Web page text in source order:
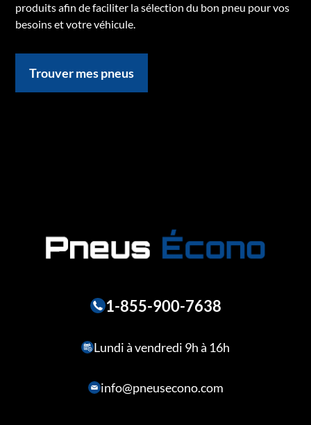
produits afin de faciliter la sélection du bon pneu pour vos
besoins et votre véhicule.
Trouver mes pneus
1-855-900-7638
Lundi à vendredi 9h à 16h
info@pneusecono.com